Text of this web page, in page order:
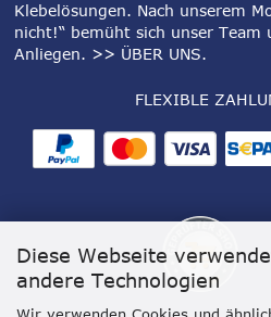
Diese Webseite
andere Technologien
Wir verwenden Cookies und
Klebelösungen. Nach unserem
nicht!“ bemüht sich unser Team
Anliegen. >> ÜBER UNS.
FLEXIBLE